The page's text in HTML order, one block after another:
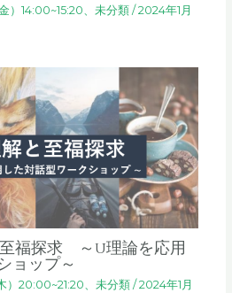
）14:00~15:20 未分類/2024年1月
至福探求 ～U理論を応用
ョップ～
）20:00~21:20、 未分類/ 2024年1月